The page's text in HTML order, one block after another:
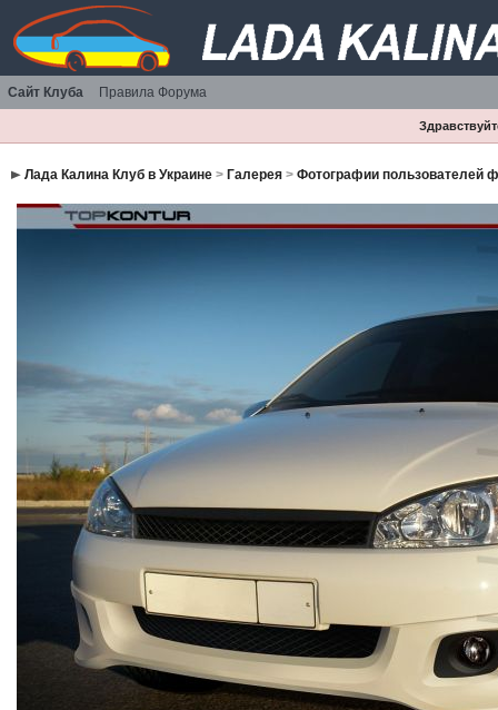
Сайт Клуба Правила Форума
Лада Калина Клуб в Украине> Галерея> Фотографии пользователей